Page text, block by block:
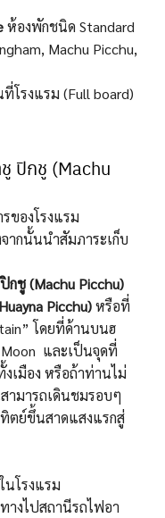
ห้องพักชนิด Standard
Machu Picchu,
โรงแรม (Full board)
ปิกชู (Machu
ของโรงแรม
ากนั้นนำสัมภาระเก็บ
กชู (Machu Picchu)
Picchu)หรือที่
โดยที่ด้านบนฮ
และเป็นจุดที่
เมือง หรือถ้าท่านไม่
ามารถเดินชมรอบๆ
ตย์ขึ้นสาดแสงแรกสู่
นโรงแรม
างไปสถานีรถไฟอา